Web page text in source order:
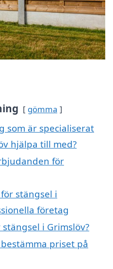
gömma
som är specialiserat
hjälpa till med?
för
stängsel i
företag
i Grimslöv?
priset på